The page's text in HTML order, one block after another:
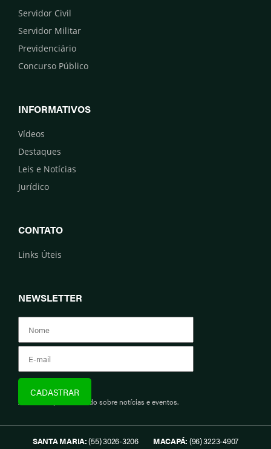
Servidor Civil
Servidor Militar
Previdenciário
Concurso Público
INFORMATIVOS
Vídeos
Destaques
Leis e Notícias
Jurídico
CONTATO
Links Úteis
NEWSLETTER
Assine e fique informado sobre notícias e eventos.
SANTA MARIA:(55) 3026-3206 MACAPÁ: (96) 3223-4907